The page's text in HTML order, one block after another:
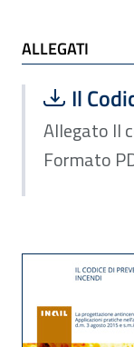
ALLEGATI
Scarica
Il
Formato
Allegato Il
Formato